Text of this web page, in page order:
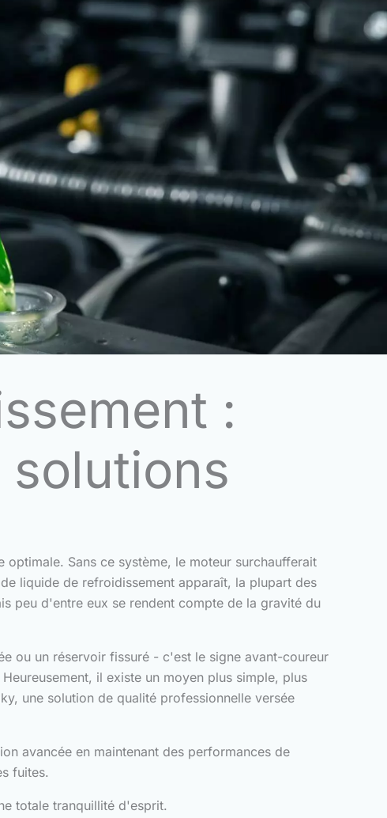
:
Sans ce système, le moteur surchaufferait
liquide de refroidissement apparaît, la plupart des
peu d'entre eux se rendent compte de la gravité du
ou un réservoir fissuré - c'est le signe avant-coureur
il existe un moyen plus simple, plus
une solution de qualité professionnelle versée
avancée en maintenant des performances de
fuites.
totale tranquillité d'esprit.